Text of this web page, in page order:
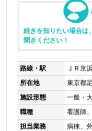
続きを知りたい場合は
聞きください！
路線・駅
ＪＲ京
所在地
東京都
施設形態
一般・
職種
看護師
担当業務
病棟、